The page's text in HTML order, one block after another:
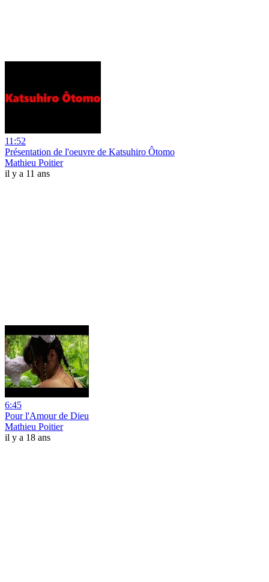
11:52
Présentation de l'oeuvre de Katsuhiro Ôtomo
Mathieu Poitier
il y a 11 ans
6:45
Pour l'Amour de Dieu
Mathieu Poitier
il y a 18 ans